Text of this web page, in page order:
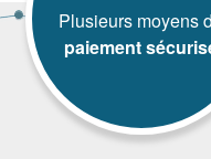
Plusieurs moyens
paiement